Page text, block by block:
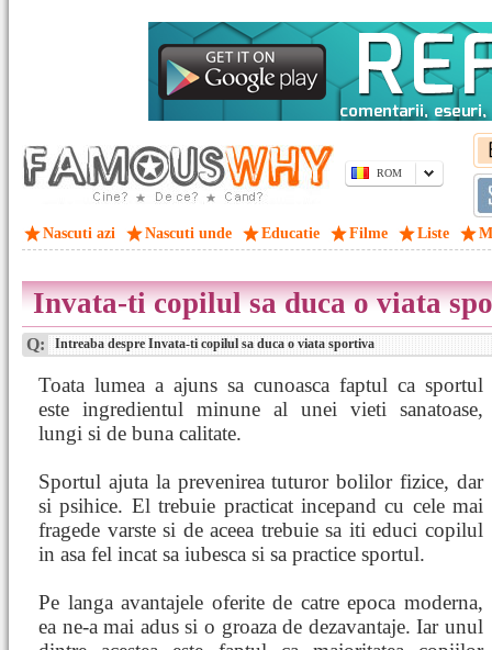
ROM
Nascuti azi Nascuti unde Educatie Filme Liste
Invata-ti copilul sa duca o viata
Q: Intreaba despre Invata-ti copilul sa duca o viata sportiva
Toata lumea a ajuns sa cunoasca faptul ca sportul
este ingredientul minune al unei vieti sanatoase,
lungi si de buna calitate.
Sportul ajuta la prevenirea tuturor bolilor fizice, dar
si psihice. El trebuie practicat incepand cu cele mai
fragede varste si de aceea trebuie sa iti educi copilul
in asa fel incat sa iubesca si sa practice sportul.
Pe langa avantajele oferite de catre epoca moderna,
ea ne-a mai adus si o groaza de dezavantaje. Iar unul